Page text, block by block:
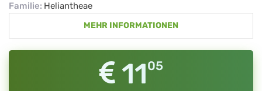
Familie: Heliantheae
MEHR INFORMATIONEN
1105